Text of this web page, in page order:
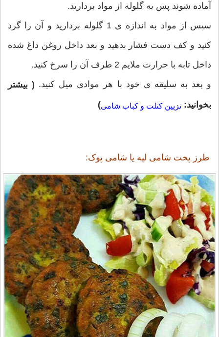
آماده شوند پس یه گلوله از مواد بردارید.
سپس از مواد به اندازه ی 1 گلوله بردارید و آن را گرد
کنید و کف دست فشار بدهید و بعد داخل روغن داغ شده
داخل تابه با حرارت ملایم 2 طرف آن را سرخ کنید.
و بعد به سلیقه ی خود با هر موادی میل کنید. ( بیشتر
بخوانید: تزیین کتلت و کباب شامی)
طرز پخت شامی لپه یا شامی پوک: